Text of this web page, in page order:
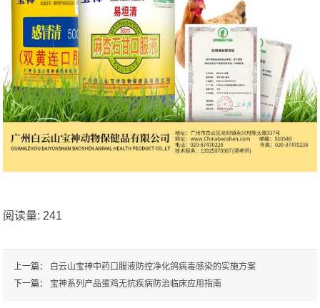
阅读量: 241
上一篇： 白云山宝神中药口服液防控净化鸽病毒感染的实施方案
下一篇： 宝神系列产品蛋鸡无抗疾病防治临床应用指南